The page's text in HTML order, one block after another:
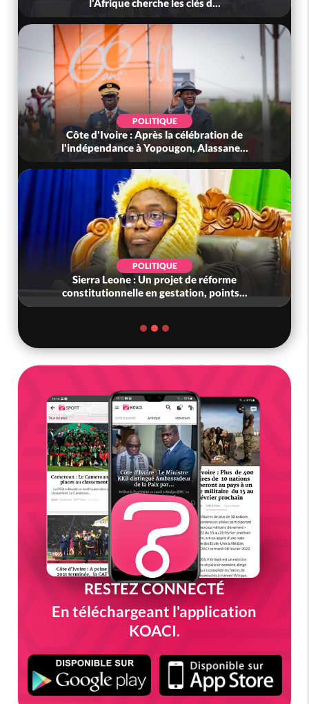
l'Afrique cherche les clés d...
POLITIQUE
Côte d'Ivoire : Après la célébration de
l'indépendance à Yopougon, Alassane...
POLITIQUE
Sierra Leone : Un projet de réforme
constitutionnelle en gestation, points...
RESTEZ CONNECTÉ
En téléchargeant l'application
KOACI.